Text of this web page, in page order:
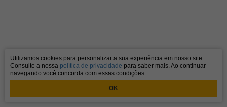
Utilizamos cookies para personalizar a sua experiência em nosso site.
Consulte a nossa política de privacidade para saber mais. Ao continuar
navegando você concorda com essas condições.
OK